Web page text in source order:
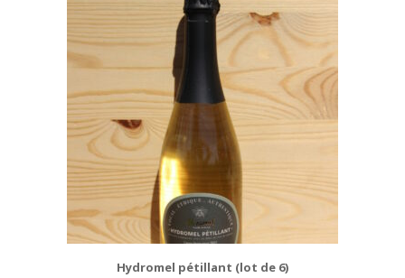
Hydromel pétillant (lot de 6)